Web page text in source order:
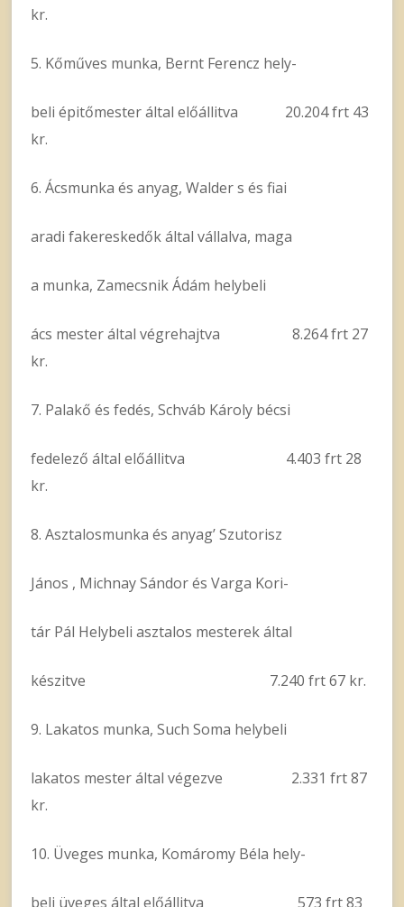
kr.
5. Kőműves munka, Bernt Ferencz hely-
beli épitőmester által előállitva 20.204 frt 43
kr.
6. Ácsmunka és anyag, Walder s és fiai
aradi fakereskedők által vállalva, maga
a munka, Zamecsnik Ádám helybeli
ács mester által végrehajtva 8.264 frt 27
kr.
7. Palakő és fedés, Schváb Károly bécsi
fedelező által előállitva 4.403 frt 28
kr.
8. Asztalosmunka és anyag’ Szutorisz
János , Michnay Sándor és Varga Kori-
tár Pál Helybeli asztalos mesterek által
készitve 7.240 frt 67 kr.
9. Lakatos munka, Such Soma helybeli
lakatos mester által végezve 2.331 frt 87
kr.
10. Üveges munka, Komáromy Béla hely-
beli üveges által előállitva 573 frt 83